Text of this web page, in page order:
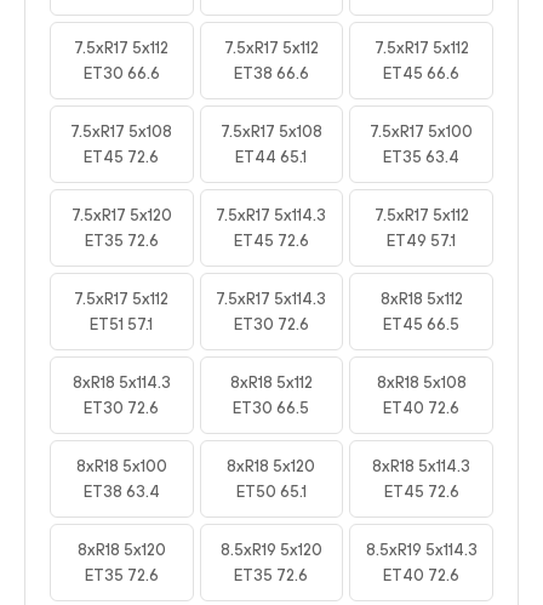
7.5xR17 5x112
ET30 66.6
7.5xR17 5x112
ET38 66.6
7.5xR17 5x112
ET45 66.6
7.5xR17 5x108
ET45 72.6
7.5xR17 5x108
ET44 65.1
7.5xR17 5x100
ET35 63.4
7.5xR17 5x120
ET35 72.6
7.5xR17 5x114.3
ET45 72.6
7.5xR17 5x112
ET49 57.1
7.5xR17 5x112
ET51 57.1
7.5xR17 5x114.3
ET30 72.6
8xR18 5x112
ET45 66.5
8xR18 5x114.3
ET30 72.6
8xR18 5x112
ET30 66.5
8xR18 5x108
ET40 72.6
8xR18 5x100
ET38 63.4
8xR18 5x120
ET50 65.1
8xR18 5x114.3
ET45 72.6
8xR18 5x120
ET35 72.6
8.5xR19 5x120
ET35 72.6
8.5xR19 5x114.3
ET40 72.6